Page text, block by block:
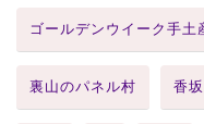
ゴールデンウイーク手土
裏山のパネル村 香坂